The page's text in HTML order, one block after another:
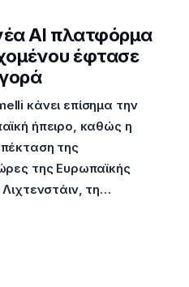
AI πλατφόρμα
έφτασε
κάνει επίσημα την
ήπειρο, καθώς η
της
της Ευρωπαϊκής
τη…